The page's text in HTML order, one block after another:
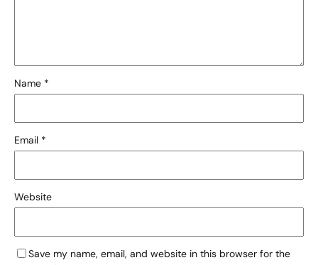
Name *
Email *
Website
Save my name, email, and website in this browser for the